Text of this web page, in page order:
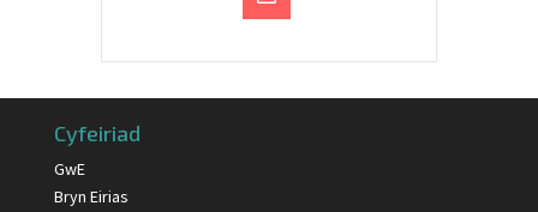
Cyfeiriad
GwE
Bryn Eirias